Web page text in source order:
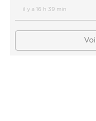
il y a 16 h 39 min